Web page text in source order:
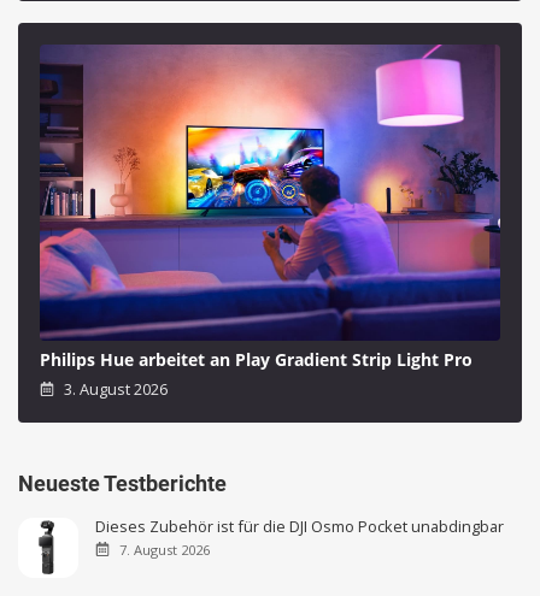
Philips Hue arbeitet an Play Gradient Strip Light Pro
3. August 2026
Neueste Testberichte
Dieses Zubehör ist für die DJI Osmo Pocket unabdingbar
7. August 2026